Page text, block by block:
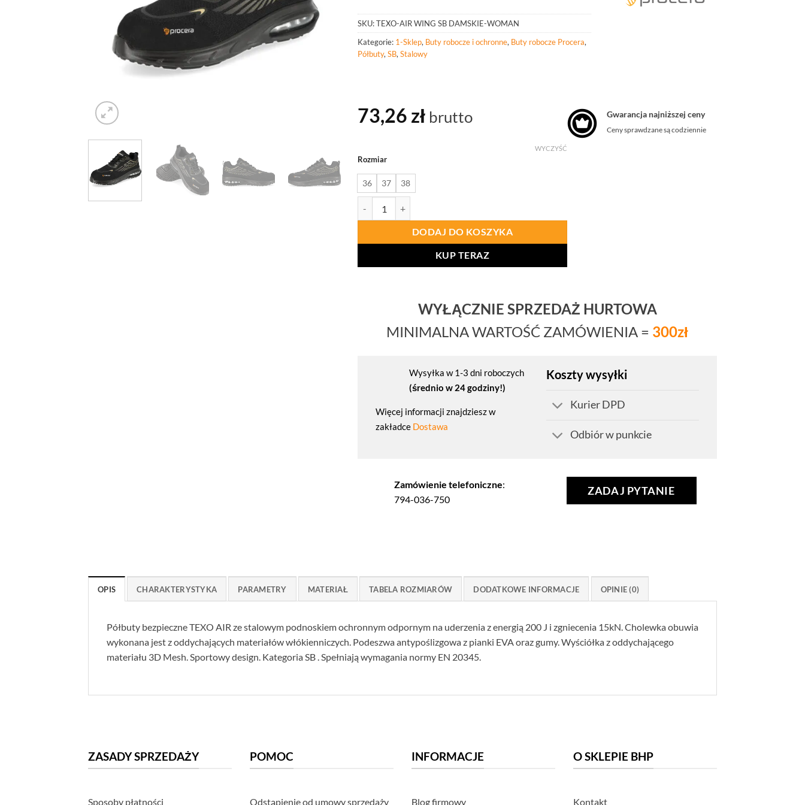
SKU:TEXO-AIR WING SB DAMSKIE-WOMAN
Kategorie: 1-Sklep, Buty robocze i ochronne, Buty robocze Procera,
Półbuty, SB, Stalowy
73,26 zł brutto
Rozmiar
36 37 38
WYCZYŚĆ
DODAJ DO KOSZYKA
KUP TERAZ
Gwarancja najniższej ceny
Ceny sprawdzane są codziennie
WYŁĄCZNIE SPRZEDAŻ HURTOWA
MINIMALNA WARTOŚĆ ZAMÓWIENIA = 300zł
Wysyłka w 1-3 dni roboczych
(średnio w 24 godziny!)
Więcej informacji znajdziesz w
zakładce Dostawa
Koszty wysyłki
Kurier DPD
Odbiór w punkcie
Zamówienie telefoniczne:
794-036-750
ZADAJ PYTANIE
OPIS CHARAKTERYSTYKA PARAMETRY MATERIAŁ TABELA ROZMIARÓW DODATKOWE INFORMACJE OPINIE (0)
Półbuty bezpieczne TEXO AIR ze stalowym podnoskiem ochronnym odpornym na uderzenia z energią 200 J i zgniecenia 15kN. Cholewka obuwia
wykonana jest z oddychających materiałów włókienniczych. Podeszwa antypoślizgowa z pianki EVA oraz gumy. Wyściółka z oddychającego
materiału 3D Mesh. Sportowy design. Kategoria SB . Spełniają wymagania normy EN 20345.
ZASADY SPRZEDAŻY
Sposoby płatności
POMOC
Odstąpienie od umowy sprzedaży
INFORMACJE
Blog firmowy
O SKLEPIE BHP
Kontakt